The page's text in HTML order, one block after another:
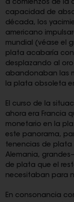
a comienzos de la
capacidad de
década, los
americano
mundial (véase el
plata acabaría
desplazando al
abandonaban las
la plata obsoleta
El curso de la
ahora era Francia
monetario en la
este panorama,
tenencias de plata
Alemania,
de plata que el
necesitaban para
En consonancia